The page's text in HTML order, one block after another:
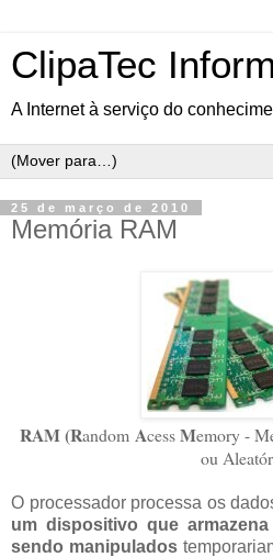
ClipaTec
A Internet à serviço do
25 de março de 2010
Memória RAM
RAM (Random AcessMemory -
ou
O processador processa os
um dispositivo que
sendo manipulados